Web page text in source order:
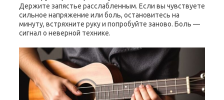
Держите запястье расслабленным. Если вы чувствуете
сильное напряжение или боль, остановитесь на
минуту, встряхните руку и попробуйте заново. Боль —
сигнал о неверной технике.